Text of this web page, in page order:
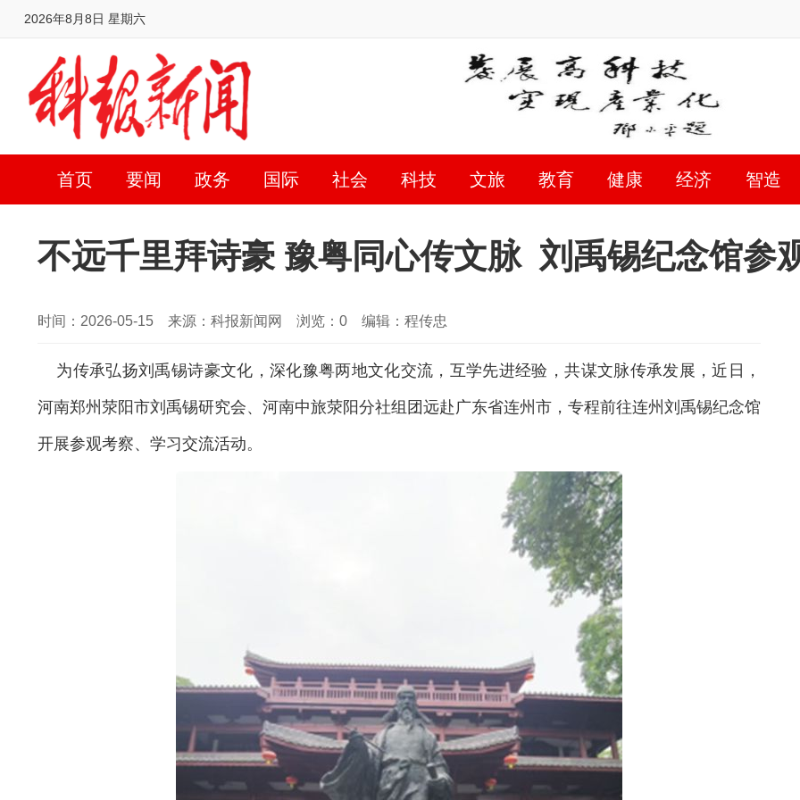
2026年8月8日 星期六
首页 要闻 政务 国际 社会 科技 文旅 教育 健康 经济 智造
不远千里拜诗豪 豫粤同心传文脉 刘禹锡纪念馆参
时间：2026-05-15 来源：科报新闻网 浏览： 0 编辑：程传忠
为传承弘扬刘禹锡诗豪文化，深化豫粤两地文化交流，互学先进经验，共谋文脉传承发展，近日，
河南郑州荥阳市刘禹锡研究会、河南中旅荥阳分社组团远赴广东省连州市，专程前往连州刘禹锡纪念馆
开展参观考察、学习交流活动。